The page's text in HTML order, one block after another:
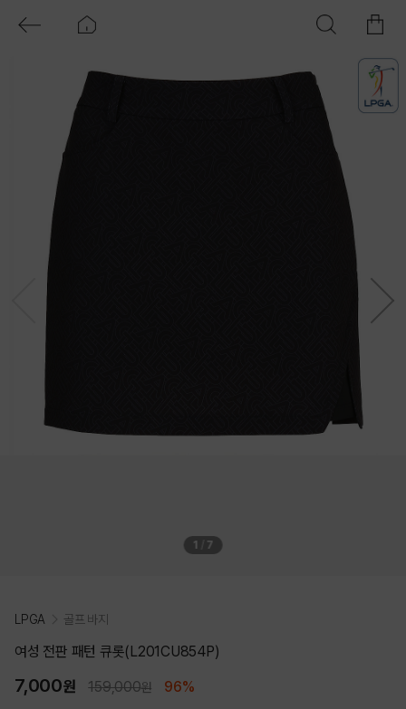
1 7
LPGA 골프 바지
여성 전판 패턴 큐롯(L201CU854P)
7,000원 159,000원 96%